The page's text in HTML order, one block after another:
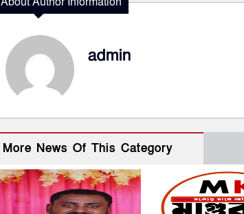
admin
More News Of This Category